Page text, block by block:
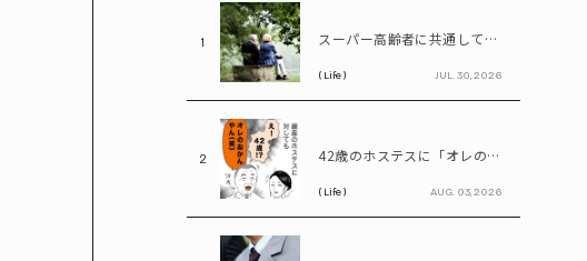
1 スーパー高齢者に共通していた「体の特徴」とは? 慶應大研究で判明した長寿の秘密
( Life ) JUL. 30, 2026
2 42歳のホステスに「オレのおかんやん(笑)」と言ってしまう58歳
( Life ) AUG. 03, 2026